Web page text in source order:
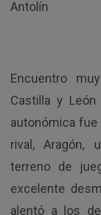
Antolín
Encuentro
Castilla y
autonómica fue
rival, Aragón,
terreno de
excelente
alentó a los